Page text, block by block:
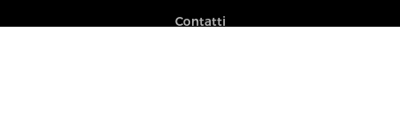
Contatti